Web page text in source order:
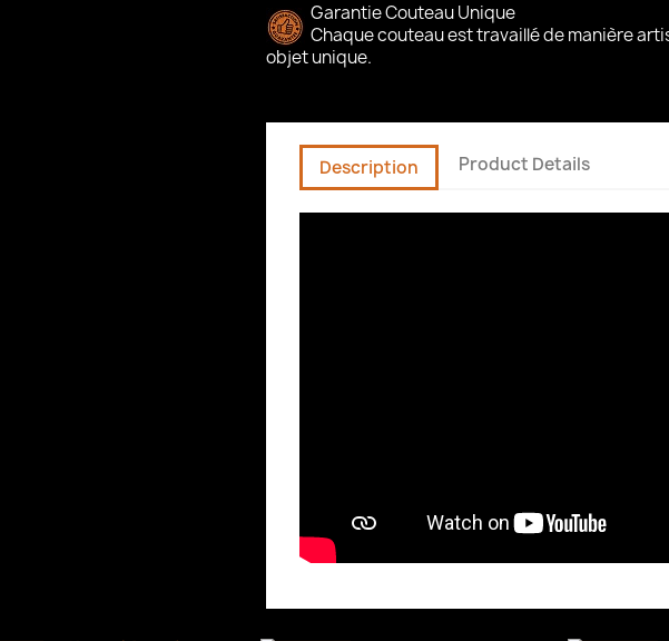
Garantie Couteau Unique
Chaque couteau est travaillé de manière
objet unique.
Description Product Details